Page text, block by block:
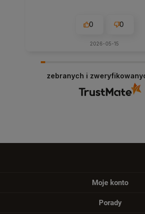
0 0
2026-05-15
zebranych i
Moje konto
Porady